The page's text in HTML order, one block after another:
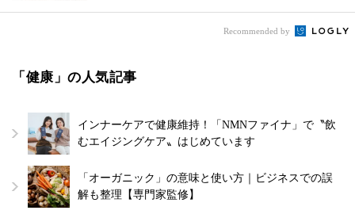
Recommended by
「健康」の人気記事
インナーケアで健康維持！「NMNファイナ」で〝飲
むエイジングケア〟はじめています
「オーガニック」の意味と使い方｜ビジネスでの誤
解も整理【専門家監修】